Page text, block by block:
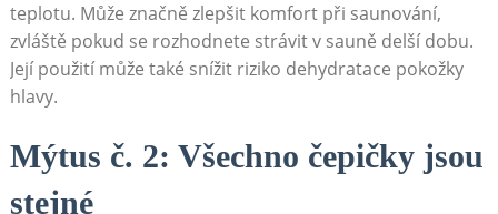
teplotu. Může značně zlepšit komfort při saunování,
zvláště pokud se rozhodnete strávit v sauně delší dobu.
Její použití může také snížit riziko dehydratace pokožky
hlavy.
Mýtus č. 2: Všechno čepičky jsou
stejné